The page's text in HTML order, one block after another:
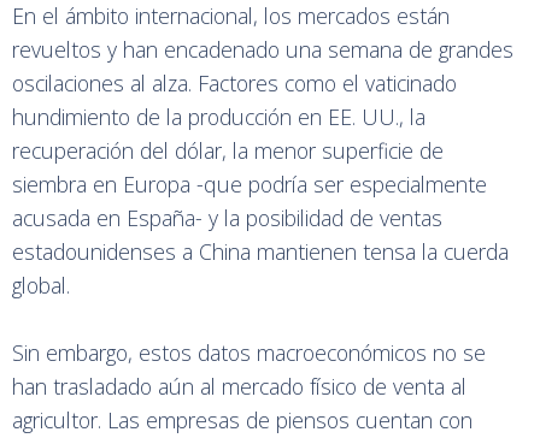
En el ámbito internacional, los mercados están
revueltos y han encadenado una semana de grandes
oscilaciones al alza. Factores como el vaticinado
hundimiento de la producción en EE. UU., la
recuperación del dólar, la menor superficie de
siembra en Europa -que podría ser especialmente
acusada en España- y la posibilidad de ventas
estadounidenses a China mantienen tensa la cuerda
global.
Sin embargo, estos datos macroeconómicos no se
han trasladado aún al mercado físico de venta al
agricultor. Las empresas de piensos cuentan con